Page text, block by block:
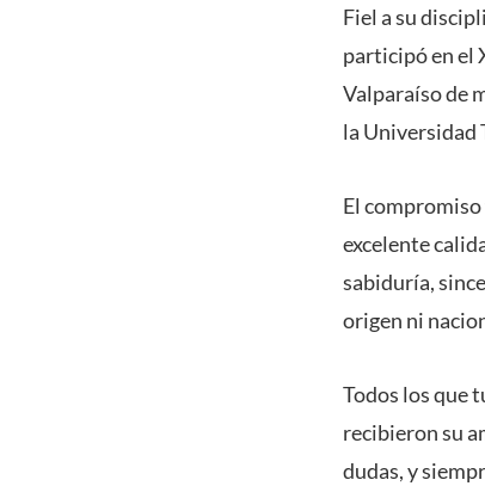
Fiel a su
participó en el
Valparaíso de
la Universidad
El
excelente
sabiduría,
origen ni
Todos los que
recibieron su
dudas, y